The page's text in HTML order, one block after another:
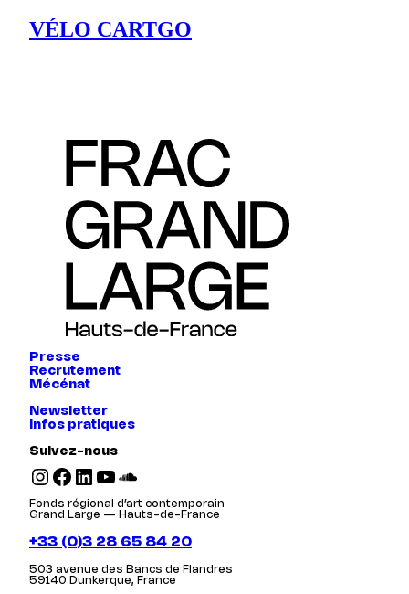
VÉLO CARTGO
Presse
Recrutement
Mécénat
Newsletter
Infos pratiques
Suivez-nous
Instagram Facebook LinkedIn YouTube SoundCloud
Fonds régional d’art contemporain
Grand Large — Hauts-de-France
+33 (0)3 28 65 84 20
503 avenue des Bancs de Flandres
59140 Dunkerque, France